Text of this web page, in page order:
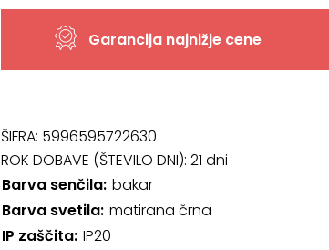
72263,
Garancija najnižje cene
ŠIFRA: 5996595722630
ROK DOBAVE (ŠTEVILO DNI): 21 dni
Barva senčila bakar
Barva svetila matirana črna
IP zaščita IP20